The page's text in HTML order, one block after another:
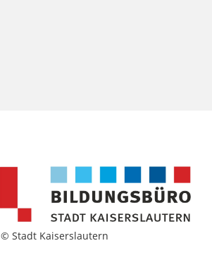
© Stadt Kaiserslautern